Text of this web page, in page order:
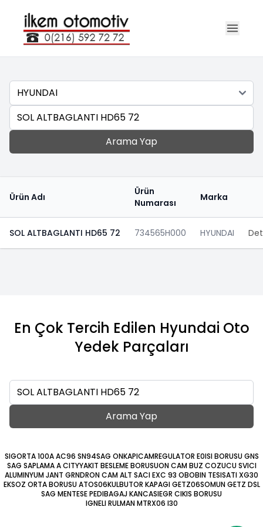
Marka
Ara
Arama Yap
Ürün Adı
Ürün
Numarası
Marka
SOL ALTBAGLANTI HD65 72 734565H000 HYUNDAI
En Çok Tercih Edilen Hyundai Oto
Yedek Parçaları
Ara
Arama Yap
SIGORTA 100A AC96 SN94SAG ONKAPICAMREGULATOR E0ISI BORUSU GNS
SAG SAPLAMA A CITYYAKIT BESLEME BORUSUON CAM BUZ COZUCU SVICI
ALUMINYUM JANT GRNDRON CAM ALT SACI EXC 93 OBOBIN TESISATI XG30
EKSOZ ORTA BORUSU ATOS06KULBUTOR KAPAGI GETZ06SOMUN GETZ DSL
SAG MENTESE PEDIBAGAJ KANCASIEGR CIKIS BORUSU
IGNELI RULMAN MTRX06 I30